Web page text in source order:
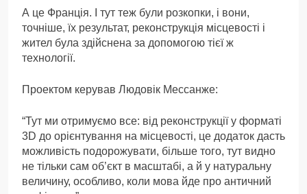
А це Франція. І тут теж були розкопки, і вони,
точніше, їх результат, реконструкція місцевості і
жител була здійснена за допомогою тієї ж
технології.
Проектом керував Людовік Мессанже:
“Тут ми отримуємо все: від реконструкції у форматі
3D до орієнтування на місцевості, це додаток дасть
можливість подорожувати, більше того, тут видно
не тільки сам об’єкт в масштабі, а й у натуральну
величину, особливо, коли мова йде про античний